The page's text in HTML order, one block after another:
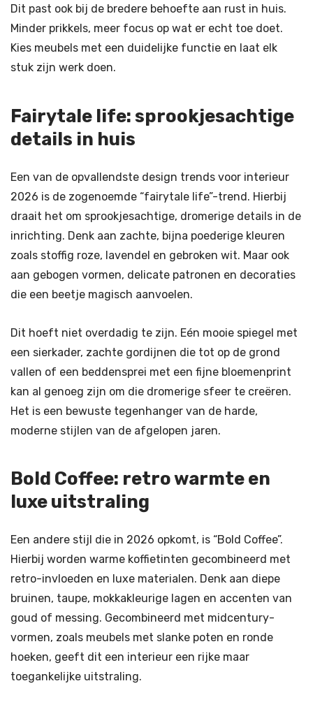
Dit past ook bij de bredere behoefte aan rust in huis.
Minder prikkels, meer focus op wat er echt toe doet.
Kies meubels met een duidelijke functie en laat elk
stuk zijn werk doen.
Fairytale life: sprookjesachtige
details in huis
Een van de opvallendste design trends voor interieur
2026 is de zogenoemde “fairytale life”-trend. Hierbij
draait het om sprookjesachtige, dromerige details in de
inrichting. Denk aan zachte, bijna poederige kleuren
zoals stoffig roze, lavendel en gebroken wit. Maar ook
aan gebogen vormen, delicate patronen en decoraties
die een beetje magisch aanvoelen.
Dit hoeft niet overdadig te zijn. Eén mooie spiegel met
een sierkader, zachte gordijnen die tot op de grond
vallen of een beddensprei met een fijne bloemenprint
kan al genoeg zijn om die dromerige sfeer te creëren.
Het is een bewuste tegenhanger van de harde,
moderne stijlen van de afgelopen jaren.
Bold Coffee: retro warmte en
luxe uitstraling
Een andere stijl die in 2026 opkomt, is “Bold Coffee”.
Hierbij worden warme koffietinten gecombineerd met
retro-invloeden en luxe materialen. Denk aan diepe
bruinen, taupe, mokkakleurige lagen en accenten van
goud of messing. Gecombineerd met midcentury-
vormen, zoals meubels met slanke poten en ronde
hoeken, geeft dit een interieur een rijke maar
toegankelijke uitstraling.